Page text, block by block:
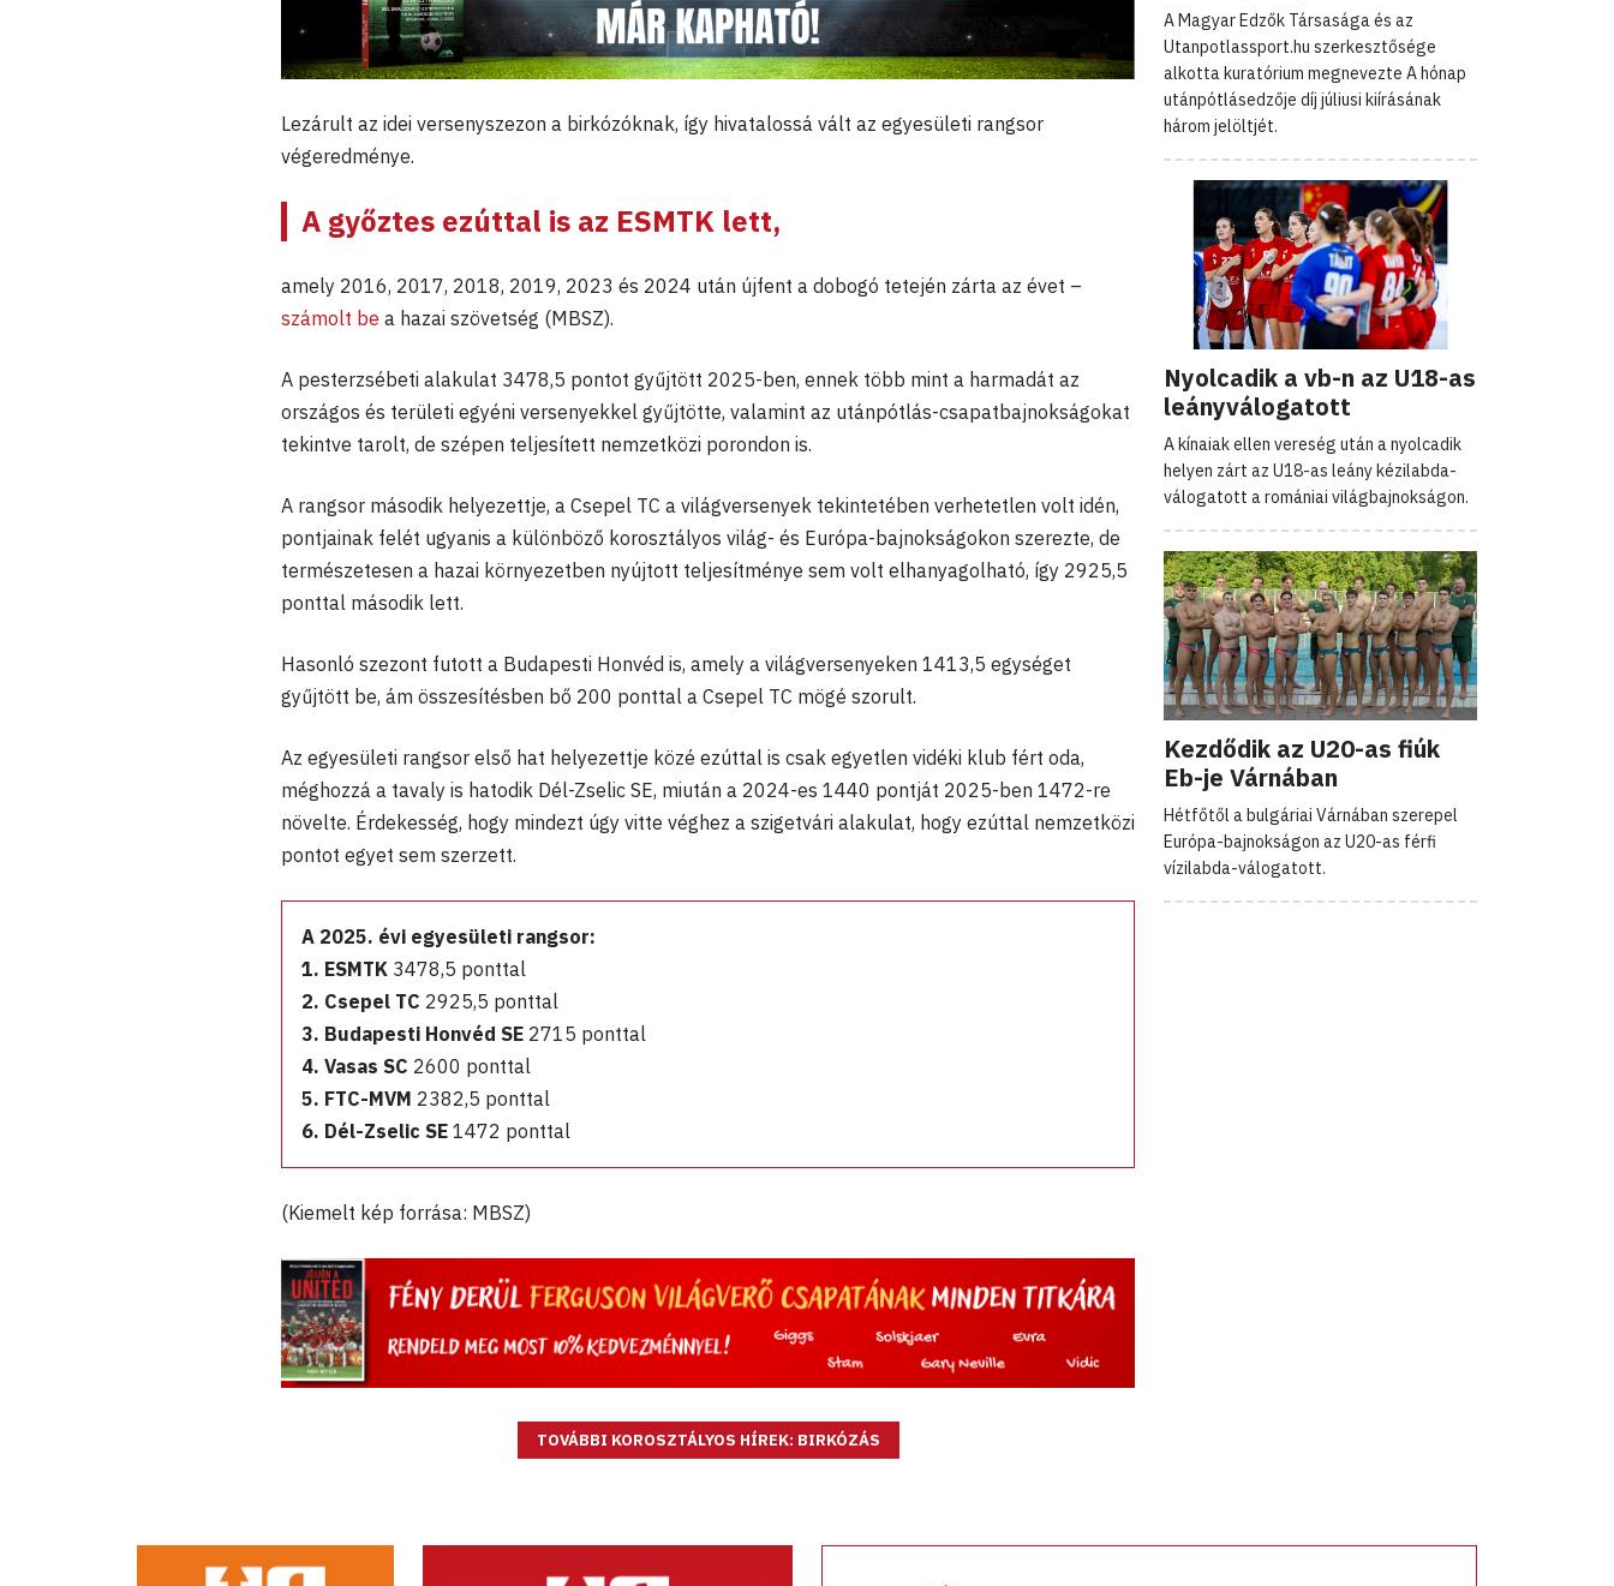
Lezárult az idei versenyszezon a birkózóknak, így hivatalossá vált az egyesületi rangsor
végeredménye.
A győztes ezúttal is az ESMTK lett,
amely 2016, 2017, 2018, 2019, 2023 és 2024 után újfent a dobogó tetején zárta az évet –
számolt be a hazai szövetség (MBSZ).
A pesterzsébeti alakulat 3478,5 pontot gyűjtött 2025-ben, ennek több mint a harmadát az
országos és területi egyéni versenyekkel gyűjtötte, valamint az utánpótlás-csapatbajnokságokat
tekintve tarolt, de szépen teljesített nemzetközi porondon is.
A rangsor második helyezettje, a Csepel TC a világversenyek tekintetében verhetetlen volt idén,
pontjainak felét ugyanis a különböző korosztályos világ- és Európa-bajnokságokon szerezte, de
természetesen a hazai környezetben nyújtott teljesítménye sem volt elhanyagolható, így 2925,5
ponttal második lett.
Hasonló szezont futott a Budapesti Honvéd is, amely a világversenyeken 1413,5 egységet
gyűjtött be, ám összesítésben bő 200 ponttal a Csepel TC mögé szorult.
Az egyesületi rangsor első hat helyezettje közé ezúttal is csak egyetlen vidéki klub fért oda,
méghozzá a tavaly is hatodik Dél-Zselic SE, miután a 2024-es 1440 pontját 2025-ben 1472-re
növelte. Érdekesség, hogy mindezt úgy vitte véghez a szigetvári alakulat, hogy ezúttal nemzetközi
pontot egyet sem szerzett.
A 2025. évi egyesületi rangsor:
1. ESMTK 3478,5 ponttal
2. Csepel TC 2925,5 ponttal
3. Budapesti Honvéd SE 2715 ponttal
4. Vasas SC 2600 ponttal
5. FTC-MVM 2382,5 ponttal
6. Dél-Zselic SE 1472 ponttal
(Kiemelt kép forrása: MBSZ)
TOVÁBBI KOROSZTÁLYOS HÍREK: BIRKÓZÁS
A Magyar Edzők Társasága és az
Utanpotlassport.hu szerkesztősége
alkotta kuratórium megnevezte A hónap
utánpótlásedzője díj júliusi kiírásának
három jelöltjét.
Nyolcadik a vb-n az U18-as
leányválogatott
A kínaiak ellen vereség után a nyolcadik
helyen zárt az U18-as leány kézilabda-
válogatott a romániai világbajnokságon.
Kezdődik az U20-as fiúk
Eb-je Várnában
Hétfőtől a bulgáriai Várnában szerepel
Európa-bajnokságon az U20-as férfi
vízilabda-válogatott.